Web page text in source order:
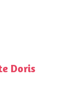
Doris